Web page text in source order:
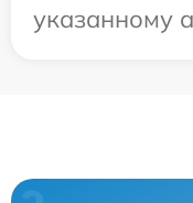
указанному